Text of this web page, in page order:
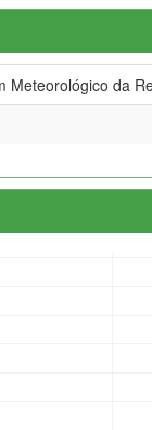
Meteorológico da